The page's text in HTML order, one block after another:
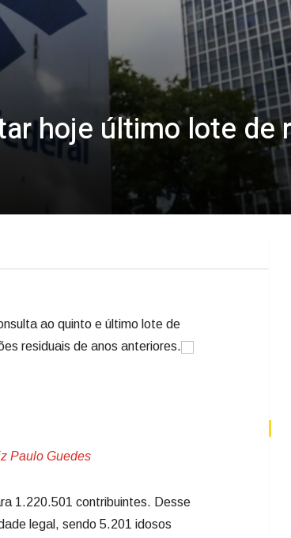
hoje último lote de
ao quinto e último lote de
residuais de anos anteriores.
Paulo Guedes
1.220.501 contribuintes. Desse
legal, sendo 5.201 idosos